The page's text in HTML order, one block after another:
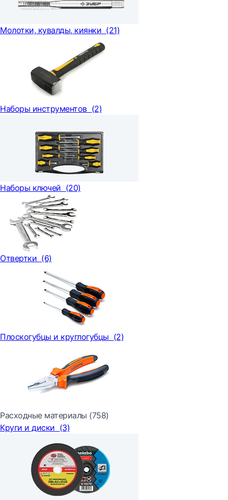
Молотки, кувалды, киянки (21)
Наборы инструментов (2)
Наборы ключей (20)
Отвертки (6)
Плоскогубцы и круглогубцы (2)
Расходные материалы (758)
Круги и диски (3)